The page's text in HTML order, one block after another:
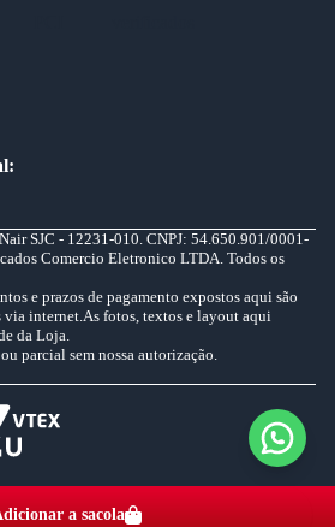
a sacola
SJC - 12231-010. CNPJ: 54.650.901/0001-
Comercio Eletronico LTDA. Todos os
e prazos de pagamento expostos aqui são
via internet.As fotos, textos e layout aqui
da Loja.
parcial sem nossa autorização.